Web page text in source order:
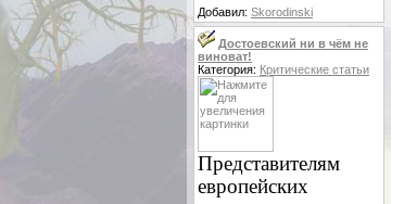
Добавил: Skorodinski
Достоевский ни в чём не
виноват!
Категория: Критические статьи
Представителям
европейских